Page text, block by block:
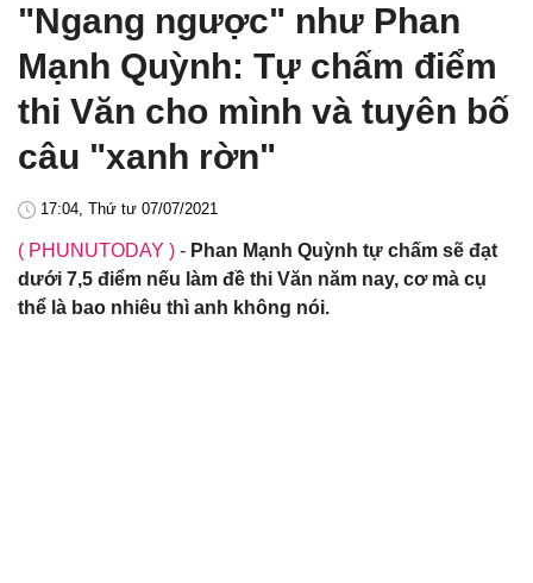
"Ngang ngược" như Phan
Mạnh Quỳnh: Tự chấm điểm
thi Văn cho mình và tuyên bố
câu "xanh rờn"
17:04, Thứ tư 07/07/2021
( PHUNUTODAY ) - Phan Mạnh Quỳnh tự chấm sẽ đạt
dưới 7,5 điểm nếu làm đề thi Văn năm nay, cơ mà cụ
thể là bao nhiêu thì anh không nói.